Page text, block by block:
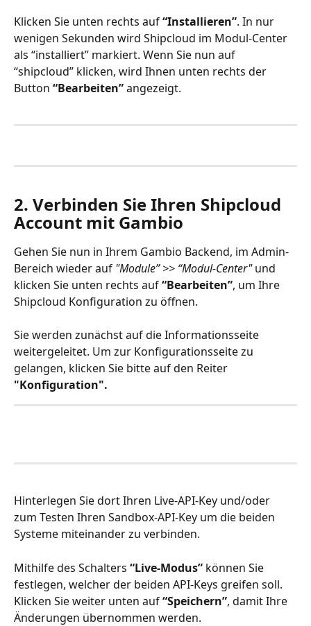
Klicken Sie unten rechts auf “Installieren”. In nur
wenigen Sekunden wird Shipcloud im Modul-Center
als “installiert” markiert. Wenn Sie nun auf
“shipcloud” klicken, wird Ihnen unten rechts der
Button “Bearbeiten” angezeigt.
2. Verbinden Sie Ihren Shipcloud
Account mit Gambio
Gehen Sie nun in Ihrem Gambio Backend, im Admin-
Bereich wieder auf "Module” >> “Modul-Center" und
klicken Sie unten rechts auf “Bearbeiten”, um Ihre
Shipcloud Konfiguration zu öffnen.
Sie werden zunächst auf die Informationsseite
weitergeleitet. Um zur Konfigurationsseite zu
gelangen, klicken Sie bitte auf den Reiter
"Konfiguration".
Hinterlegen Sie dort Ihren Live-API-Key und/oder
zum Testen Ihren Sandbox-API-Key um die beiden
Systeme miteinander zu verbinden.
Mithilfe des Schalters “Live-Modus” können Sie
festlegen, welcher der beiden API-Keys greifen soll.
Klicken Sie weiter unten auf “Speichern”, damit Ihre
Änderungen übernommen werden.